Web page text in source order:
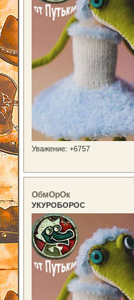
Уважение: +6757
ОбмОрОк
УКУРОБОРОС